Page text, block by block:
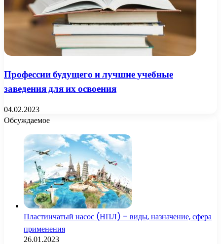
Профессии будущего и лучшие учебные
заведения для их освоения
04.02.2023
Обсуждаемое
Пластинчатый насос (НПЛ) – виды, назначение, сфера
применения
26.01.2023